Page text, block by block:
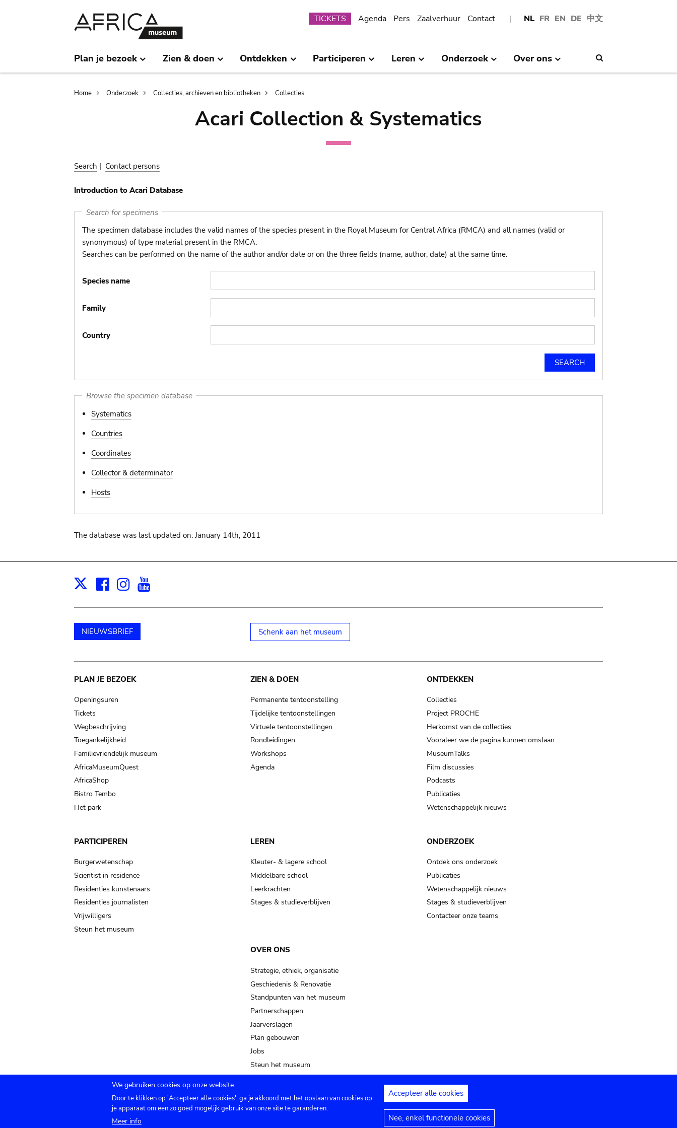
NL FR EN DE 中文
Submenu
TICKETS Agenda Pers Zaalverhuur Contact
Plan je bezoek Zien & doen Ontdekken Participeren Leren Onderzoek Over ons
Breadcrumb
Home Onderzoek Collecties, archieven en bibliotheken Collecties
Acari Collection & Systematics
Search | Contact persons
Introduction to Acari Database
Search for specimens
The specimen database includes the valid names of the species present in the Royal Museum for Central Africa (RMCA) and all names (valid or
synonymous) of type material present in the RMCA.
Searches can be performed on the name of the author and/or date or on the three fields (name, author, date) at the same time.
Species name
Family
Country
Browse the specimen database
Systematics
Countries
Coordinates
Collector & determinator
Hosts
The database was last updated on: January 14th, 2011
X Facebook
Instagram
NIEUWSBRIEF Schenk aan het museum
Main
navigation
PLAN JE BEZOEK
Openingsuren
Tickets
Wegbeschrijving
Toegankelijkheid
Familievriendelijk museum
AfricaMuseumQuest
AfricaShop
Bistro Tembo
Het park
ZIEN & DOEN
Permanente tentoonstelling
Tijdelijke tentoonstellingen
Virtuele tentoonstellingen
Rondleidingen
Workshops
Agenda
ONTDEKKEN
Collecties
Project PROCHE
Herkomst van de collecties
Vooraleer we de pagina kunnen omslaan…
MuseumTalks
Film discussies
Podcasts
Publicaties
Wetenschappelijk nieuws
PARTICIPEREN
Burgerwetenschap
Scientist in residence
Residenties kunstenaars
Residenties journalisten
Vrijwilligers
Steun het museum
LEREN
Kleuter- & lagere school
Middelbare school
Leerkrachten
Stages & studieverblijven
ONDERZOEK
Ontdek ons onderzoek
Publicaties
Wetenschappelijk nieuws
Stages & studieverblijven
Contacteer onze teams
OVER ONS
Strategie, ethiek, organisatie
Geschiedenis & Renovatie
Standpunten van het museum
Partnerschappen
Jaarverslagen
Plan gebouwen
Jobs
Steun het museum
Submenu
Agenda Pers Zaalverhuur Contact Privacy instellingen Juridische mededelingen
We gebruiken cookies op onze website.
Door te klikken op 'Accepteer alle cookies', ga je akkoord met het opslaan van cookies op
je apparaat om een zo goed mogelijk gebruik van onze site te garanderen.
Meer info
Accepteer alle cookies
Nee, enkel functionele cookies